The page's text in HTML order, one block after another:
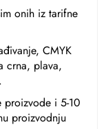
onih iz tarifne
CMYK
crna, plava,
proizvode i 5-10
proizvodnju